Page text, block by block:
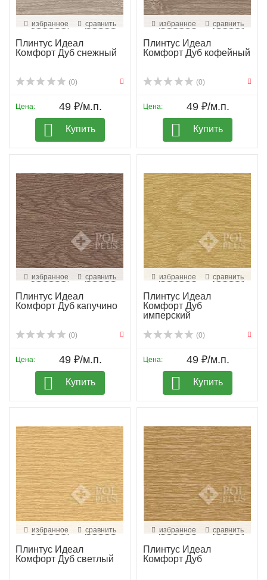
избранное сравнить
Плинтус Идеал
Комфорт Дуб снежный
(0)
Цена: 49 ₽/м.п.
Купить
избранное сравнить
Плинтус Идеал
Комфорт Дуб кофейный
(0)
Цена: 49 ₽/м.п.
Купить
избранное сравнить
Плинтус Идеал
Комфорт Дуб капучино
(0)
Цена: 49 ₽/м.п.
Купить
избранное сравнить
Плинтус Идеал
Комфорт Дуб
имперский
(0)
Цена: 49 ₽/м.п.
Купить
избранное сравнить
Плинтус Идеал
Комфорт Дуб светлый
избранное сравнить
Плинтус Идеал
Комфорт Дуб